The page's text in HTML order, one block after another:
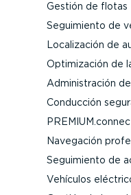
Gestión de flotas
Seguimiento de
Locali­zación de
Optimi­zación de
Adminis­tración
Conducción
Navegación
Seguimiento de
Vehículos